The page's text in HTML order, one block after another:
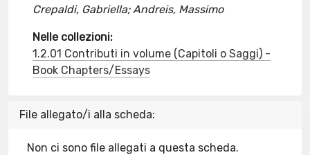
Crepaldi, Gabriella; Andreis, Massimo
Nelle collezioni:
1.2.01 Contributi in volume (Capitoli o Saggi) -
Book Chapters/Essays
File allegato/i alla scheda:
Non ci sono file allegati a questa scheda.